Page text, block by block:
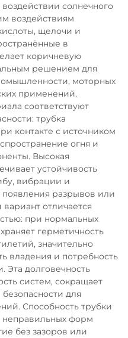
солнечного
воздействиям
щелочи и
в
коричневую
решением для
моторных
применений.
соответствуют
трубка
контакте с источником
огня и
Высокая
устойчивость
вибрации и
появления разрывов или
отличается
при нормальных
герметичность
значительно
владения и потребность
Эта долговечность
систем, сокращает
для
Способность трубки
неправильных форм
без зазоров или